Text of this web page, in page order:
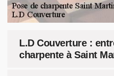
L.D Couverture :
charpente à Saint